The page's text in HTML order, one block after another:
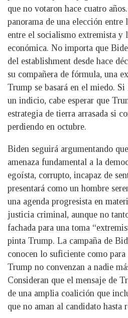
que no votaron hace cuatro
panorama de una elección entre
entre el socialismo extremista y
económica. No importa que
del establishment desde hace
su compañera de fórmula, una
Trump se basará en el miedo. Si
un indicio, cabe esperar que
estrategia de tierra arrasada si
perdiendo en octubre.
Biden seguirá argumentando
amenaza fundamental a la
egoísta, corrupto, incapaz de
presentará como un hombre
una agenda progresista en
justicia criminal, aunque no
fachada para una toma
pinta Trump. La campaña de
conocen lo suficiente como
Trump no convenzan a nadie
Consideran que el mensaje de
de una amplia coalición que
que no aman al candidato hasta